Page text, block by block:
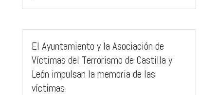
El Ayuntamiento y la Asociación de
Víctimas del Terrorismo de Castilla y
León impulsan la memoria de las
víctimas